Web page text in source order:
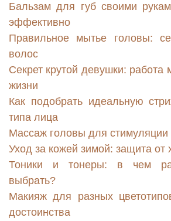
Бальзам для губ своими
эффективно
Правильное мытье головы:
волос
Секрет крутой девушки: работа
жизни
Как подобрать идеальную
типа лица
Массаж головы для стимуляции
Уход за кожей зимой: защита от
Тоники и тонеры: в чем
выбрать?
Макияж для разных
достоинства